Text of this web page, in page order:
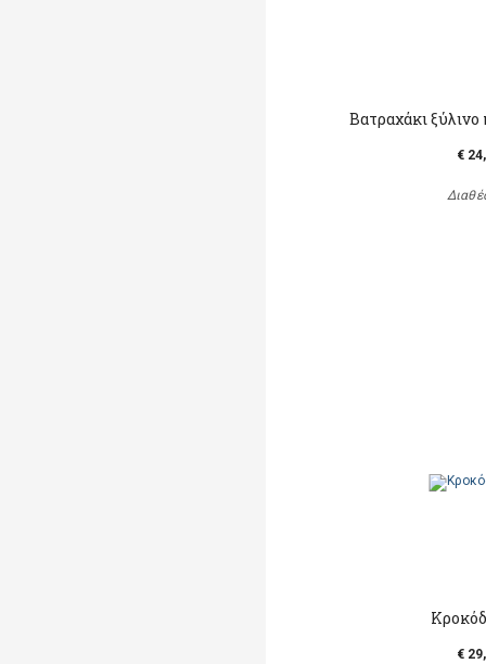
Βατραχάκι
€
€